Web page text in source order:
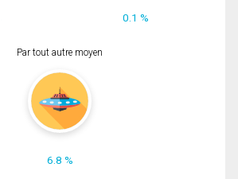
0.1 %
Par tout autre moyen
6.8 %